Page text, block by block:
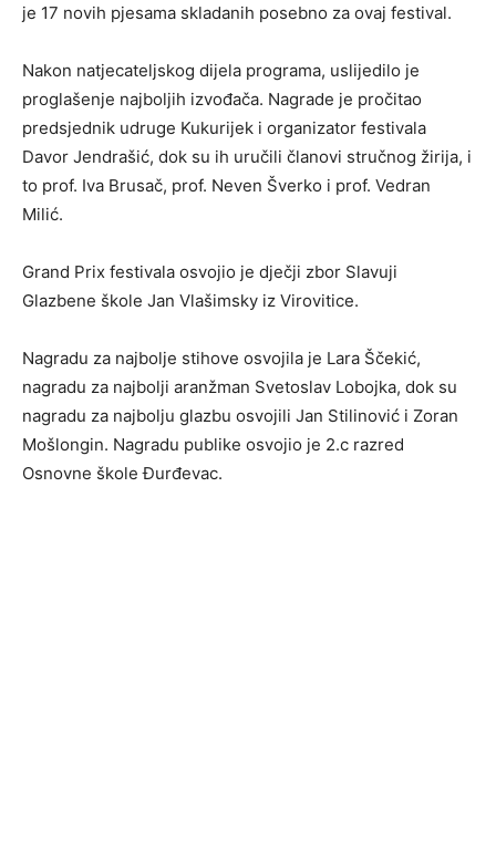
je 17 novih pjesama skladanih posebno za ovaj festival.
Nakon natjecateljskog dijela programa, uslijedilo je
proglašenje najboljih izvođača. Nagrade je pročitao
predsjednik udruge Kukurijek i organizator festivala
Davor Jendrašić, dok su ih uručili članovi stručnog žirija, i
to prof. Iva Brusač, prof. Neven Šverko i prof. Vedran
Milić.
Grand Prix festivala osvojio je dječji zbor Slavuji
Glazbene škole Jan Vlašimsky iz Virovitice.
Nagradu za najbolje stihove osvojila je Lara Ščekić,
nagradu za najbolji aranžman Svetoslav Lobojka, dok su
nagradu za najbolju glazbu osvojili Jan Stilinović i Zoran
Mošlongin. Nagradu publike osvojio je 2.c razred
Osnovne škole Đurđevac.